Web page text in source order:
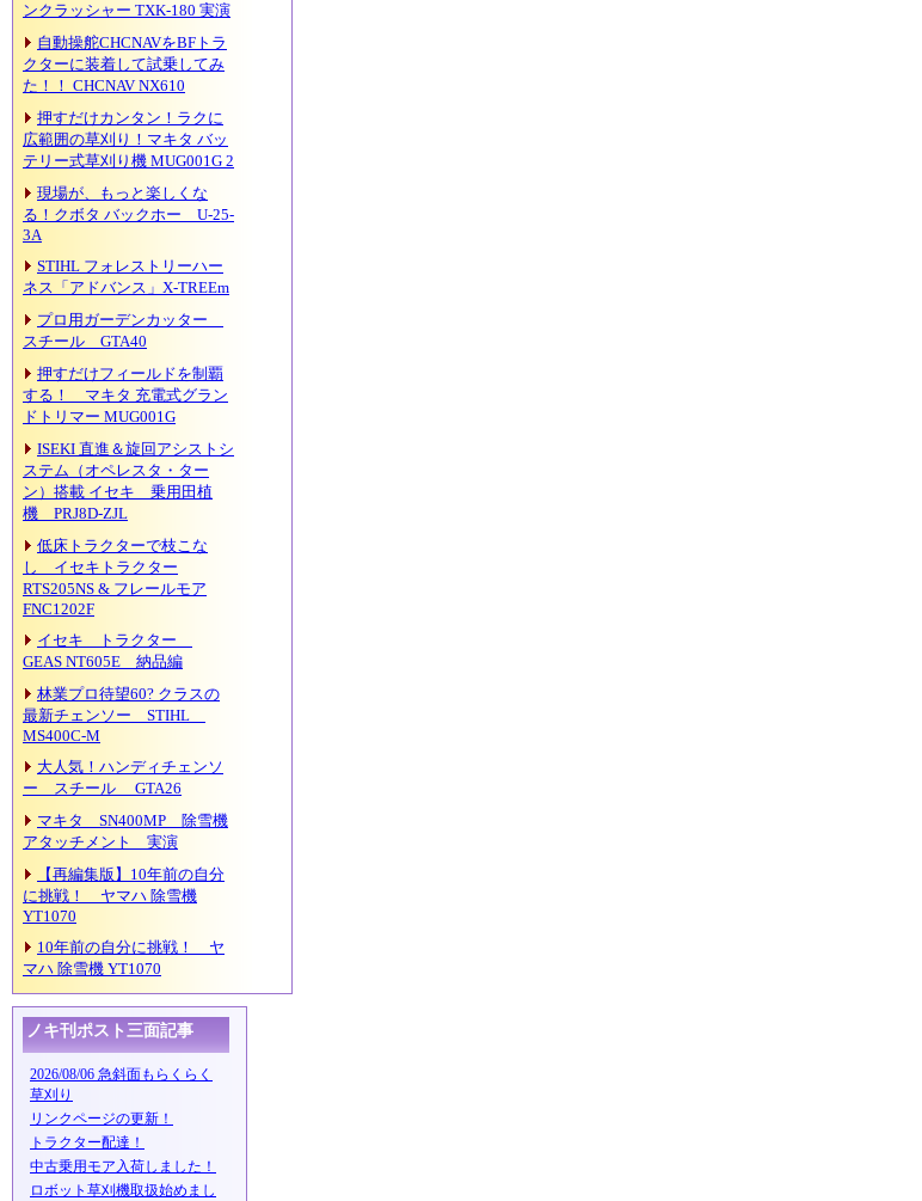
ンクラッシャー TXK-180 実演
自動操舵CHCNAVをBFトラ
クターに装着して試乗してみ
た！！ CHCNAV NX610
押すだけカンタン！ラクに
広範囲の草刈り！マキタ バッ
テリー式草刈り機 MUG001G 2
現場が、もっと楽しくな
る！クボタ バックホー U-25-
3A
STIHL フォレストリーハー
ネス「アドバンス」X-TREEm
プロ用ガーデンカッター
スチール GTA40
押すだけフィールドを制覇
する！ マキタ 充電式グラン
ドトリマー MUG001G
ISEKI 直進＆旋回アシストシ
ステム（オペレスタ・ター
ン）搭載 イセキ 乗用田植
機 PRJ8D-ZJL
低床トラクターで枝こな
し イセキトラクター
RTS205NS & フレールモア
FNC1202F
イセキ トラクター
GEAS NT605E 納品編
林業プロ待望60? クラスの
最新チェンソー STIHL
MS400C-M
大人気！ハンディチェンソ
ー スチール GTA26
マキタ SN400MP 除雪機
アタッチメント 実演
【再編集版】10年前の自分
に挑戦！ ヤマハ 除雪機
YT1070
10年前の自分に挑戦！ ヤ
マハ 除雪機 YT1070
ノキ刊ポスト三面記事
2026/08/06 急斜面もらくらく
草刈り
リンクページの更新！
トラクター配達！
中古乗用モア入荷しました！
ロボット草刈機取扱始めまし